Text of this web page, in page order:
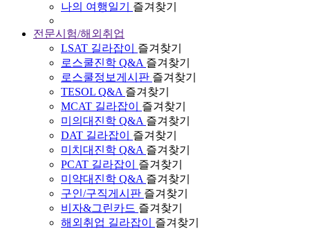
나의 여행일기
즐겨찾기
전문시험/해외취업
LSAT 길라잡이
즐겨찾기
로스쿨진학 Q&A 즐겨찾기
로스쿨정보게시판 즐겨찾기
TESOL Q&A 즐겨찾기
MCAT 길라잡이
즐겨찾기
미의대진학 Q&A 즐겨찾기
DAT 길라잡이
즐겨찾기
미치대진학 Q&A 즐겨찾기
PCAT 길라잡이
즐겨찾기
미약대진학 Q&A 즐겨찾기
구인/구직게시판 즐겨찾기
비자&그린카드 즐겨찾기
해외취업 길라잡이
즐겨찾기